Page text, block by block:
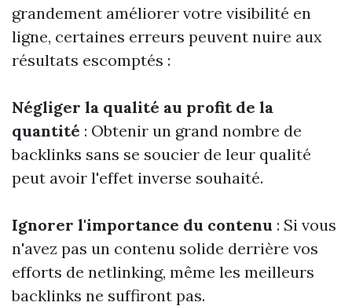
grandement améliorer votre visibilité en
ligne, certaines erreurs peuvent nuire aux
résultats escomptés :
Négliger la qualité au profit de la
quantité : Obtenir un grand nombre de
backlinks sans se soucier de leur qualité
peut avoir l'effet inverse souhaité.
Ignorer l'importance du contenu : Si vous
n'avez pas un contenu solide derrière vos
efforts de netlinking, même les meilleurs
backlinks ne suffiront pas.